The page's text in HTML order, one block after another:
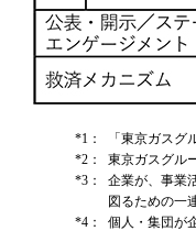
*1： 「東京ガスグ
*2：
東京ガスグル
*3：
企業が、事業
図るための一
*4：
個人・集団が